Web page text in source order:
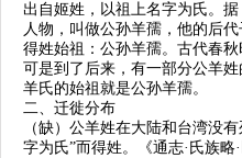
出自姬姓，以祖上名字为氏。
人物，叫做公孙羊孺，他的后
得姓始祖：公孙羊孺。古代春
可是到了后来，有一部分公羊
羊氏的始祖就是公孙羊孺。
二、迁徙分布
（缺）公羊姓在大陆和台湾没
字为氏”而得姓。《通志·氏族